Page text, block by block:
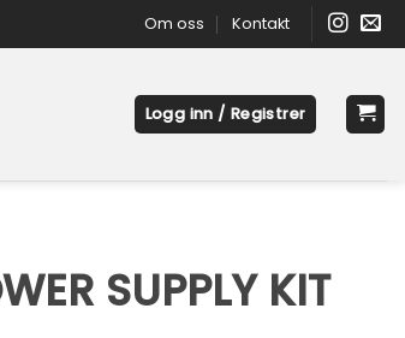
Om oss Kontakt
Logg inn / Registrer
SUPPLY KIT